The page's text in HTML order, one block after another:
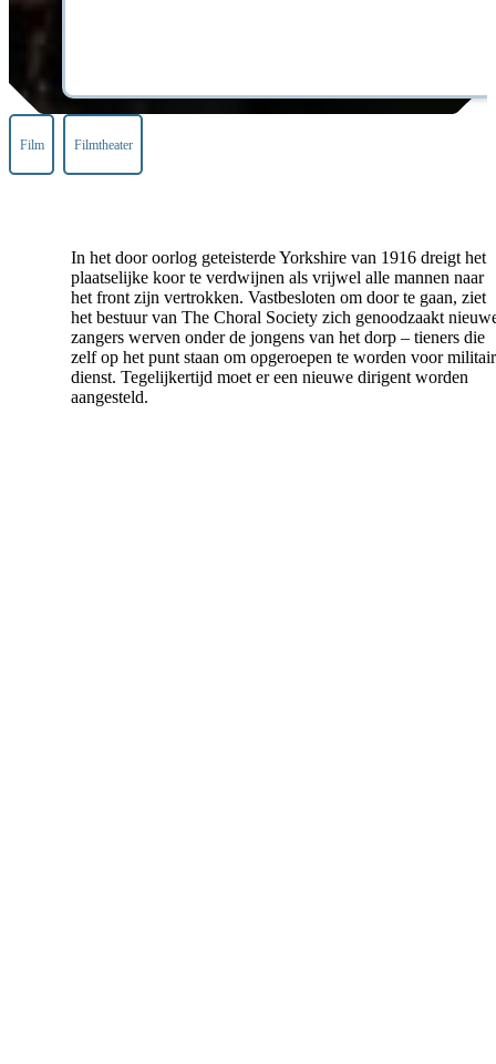
Film Filmtheater
In het door oorlog geteisterde Yorkshire van 1916 dreigt het
plaatselijke koor te verdwijnen als vrijwel alle mannen naar
het front zijn vertrokken. Vastbesloten om door te gaan, ziet
het bestuur van The Choral Society zich genoodzaakt
zangers werven onder de jongens van het dorp – tieners die
zelf op het punt staan om opgeroepen te worden voor
dienst. Tegelijkertijd moet er een nieuwe dirigent worden
aangesteld.